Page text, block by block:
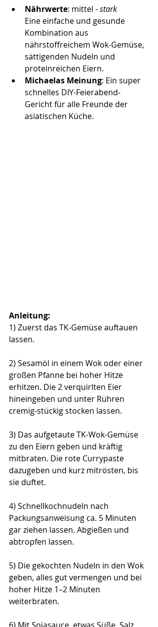
Nährwerte: mittel - stark
Eine einfache und gesunde
Kombination aus
nährstoffreichem Wok-Gemüse,
sättigenden Nudeln und
proteinreichen Eiern.
Michaelas Meinung: Ein super
schnelles DIY-Feierabend-
Gericht für alle Freunde der
asiatischen Küche.
Anleitung:
1) Zuerst das TK-Gemüse auftauen
lassen.
2) Sesamöl in einem Wok oder einer
großen Pfanne bei hoher Hitze
erhitzen. Die 2 verquirlten Eier
hineingeben und unter Rühren
cremig-stückig stocken lassen.
3) Das aufgetaute TK-Wok-Gemüse
zu den Eiern geben und kräftig
mitbraten. Die rote Currypaste
dazugeben und kurz mitrösten, bis
sie duftet.
4) Schnellkochnudeln nach
Packungsanweisung ca. 5 Minuten
gar ziehen lassen. Abgießen und
abtropfen lassen.
5) Die gekochten Nudeln in den Wok
geben, alles gut vermengen und bei
hoher Hitze 1–2 Minuten
weiterbraten.